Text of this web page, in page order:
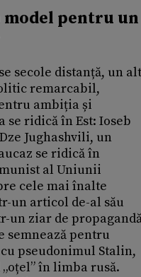
pentru un
secole distanță, un alt
remarcabil,
ambiția și
se ridică în Est: Ioseb
Jughashvili, un
se ridică în
al Uniunii
cele mai înalte
un articol de-al său
un ziar de
semnează pentru
pseudonimul Stalin,
în limba rusă.